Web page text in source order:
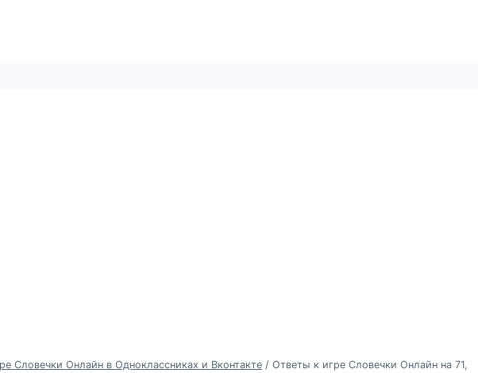
Словечки Онлайн в Одноклассниках и Вконтакте / Ответы к игре Словечки Онлайн на 71,